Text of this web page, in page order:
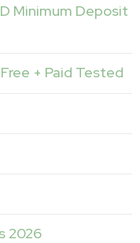
Minimum Deposit
+ Paid Tested
2026